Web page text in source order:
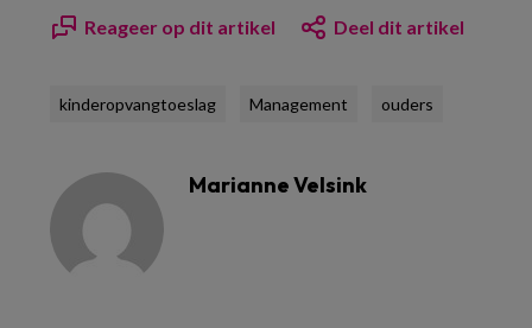
Reageer op dit artikel Deel dit artikel
kinderopvangtoeslag Management ouders
Marianne Velsink